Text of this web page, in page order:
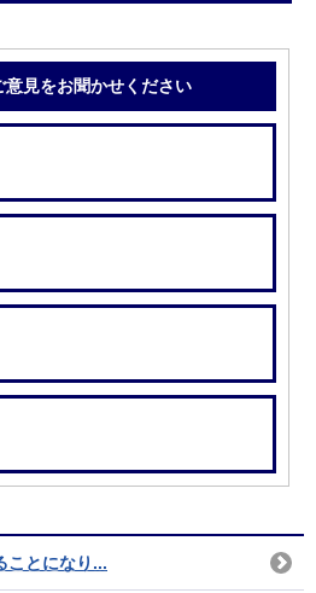
意見をお聞かせください
ことになり...